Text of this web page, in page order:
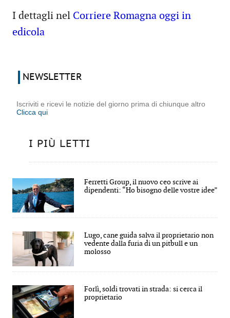
I dettagli nel Corriere Romagna oggi in
edicola
NEWSLETTER
Iscriviti e ricevi le notizie del giorno prima di chiunque altro
Clicca qui
I PIÙ LETTI
Ferretti Group, il nuovo ceo scrive ai
dipendenti: “Ho bisogno delle vostre idee”
Lugo, cane guida salva il proprietario non
vedente dalla furia di un pitbull e un
molosso
Forlì, soldi trovati in strada: si cerca il
proprietario